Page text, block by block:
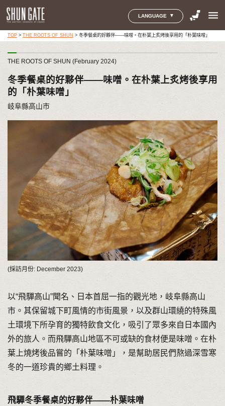
LANGUAGE menu
TOP> THE ROOTS OF SHUN > 冬季餐桌的好夥伴——味噌。在朴葉上炙烤後享用的「朴葉味噌」
THE ROOTS OF SHUN (February 2024)
冬季餐桌的好夥伴——味噌。在朴葉上炙烤後享用
的「朴葉味噌」
岐阜縣高山市
(採訪月份: December 2023)
以“飛驒高山”聞名、日本首屈一指的觀光地，岐阜縣高山
市。其保留城下町風情的市街風景，以及群山環繞的特殊風
土環境下所孕育的獨特飲食文化，吸引了眾多來自日本國內
外的旅人。而飛驒高山地區不可或缺的食材便是味噌。在朴
葉上燒烤後品嘗的「朴葉味噌」，是幫助居民們熬過深雪寒
冬的一道珍貴的鄉土料理。
飛驒冬季餐桌的好夥伴——朴葉味噌